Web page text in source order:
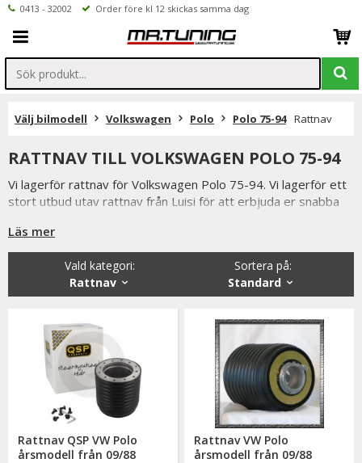
0413 - 32002 Order före kl 12 skickas samma dag
Välj bilmodell Volkswagen Polo Polo 75-94 Rattnav
RATTNAV TILL VOLKSWAGEN POLO 75-94
Vi lagerför rattnav för Volkswagen Polo 75-94. Vi lagerför ett
stort utbud utav rattnav från Luisi för att erbjuda er snabba
Beställer du före klockan 12 skickas ordern samma dag.
Vi på Mr Tuning har själva ett stort intresse för bilstyling &
biltuning, därför vet vi att de produkter vi erbjuder håller
måttet då vi aldrig skulle erbjuda någonting vi själva inte skulle
Du har alltid 14 dagars returrätt och om du har några frågor
får du gärna kontakta oss då vi själva har ett brinnande
intresse för bilstyling & biltuning och svarar gladeligen på era
funderingar. På vardagar mellan 09 - 16 kan ni nå oss via
telefon: 0413-32002. Ni når oss även via
Läs mer
Sortera på:
Standard
Vald kategori:
Rattnav
Rattnav QSP VW Polo
årsmodell från 09/88
Rattnav VW Polo
årsmodell från 09/88